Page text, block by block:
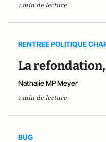
1 min de lecture
RENTREE POLITIQUE
La refondation,
Nathalie MP Meyer
1 min de lecture
BUG